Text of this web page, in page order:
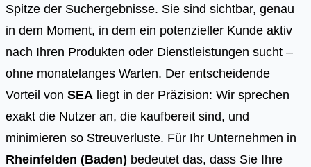
Spitze der Suchergebnisse. Sie sind sichtbar, genau
in dem Moment, in dem ein potenzieller Kunde aktiv
nach Ihren Produkten oder Dienstleistungen sucht –
ohne monatelanges Warten. Der entscheidende
Vorteil von SEA liegt in der Präzision: Wir sprechen
exakt die Nutzer an, die kaufbereit sind, und
minimieren so Streuverluste. Für Ihr Unternehmen in
Rheinfelden (Baden) bedeutet das, dass Sie Ihre